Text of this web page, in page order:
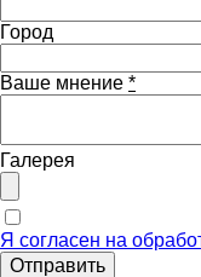
Город
Ваше мнение *
Галерея
Я согласен на
Отправить